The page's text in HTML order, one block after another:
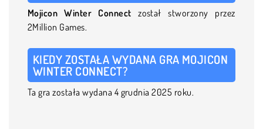
Mojicon Winter Connect został stworzony przez
2Million Games.
KIEDY ZOSTAŁA WYDANA GRA MOJICON
WINTER CONNECT?
Ta gra została wydana 4 grudnia 2025 roku.